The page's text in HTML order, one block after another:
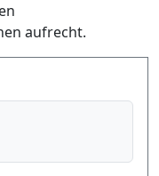
aufrecht.